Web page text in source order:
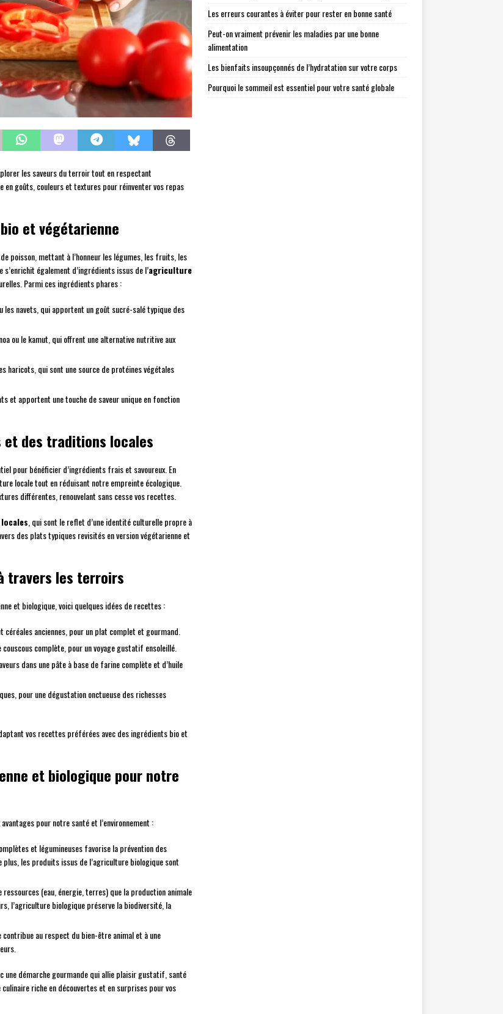
les saveurs du terroir tout en respectant
en goûts, couleurs et textures pour réinventer vos repas
et végétarienne
poisson, mettant à l’honneur les légumes, les fruits, les
également d’ingrédients issus de l’agriculture
Parmi ces ingrédients phares :
les navets, qui apportent un goût sucré-salé typique des
ou le kamut, qui offrent une alternative nutritive aux
haricots, qui sont une source de protéines végétales
et apportent une touche de saveur unique en fonction
et des traditions locales
pour bénéficier d’ingrédients frais et savoureux. En
locale tout en réduisant notre empreinte écologique.
différentes, renouvelant sans cesse vos recettes.
, qui sont le reflet d’une identité culturelle propre à
des plats typiques revisités en version végétarienne et
travers les terroirs
et biologique, voici quelques idées de recettes :
céréales anciennes, pour un plat complet et gourmand.
complète, pour un voyage gustatif ensoleillé.
dans une pâte à base de farine complète et d’huile
pour une dégustation onctueuse des richesses
vos recettes préférées avec des ingrédients bio et
et biologique pour notre
pour notre santé et l’environnement :
et légumineuses favorise la prévention des
les produits issus de l’agriculture biologique sont
(eau, énergie, terres) que la production animale
l’agriculture biologique préserve la biodiversité, la
au respect du bien-être animal et à une
une démarche gourmande qui allie plaisir gustatif, santé
riche en découvertes et en surprises pour vos
Les erreurs courantes à éviter pour rester en bonne santé
Peut-on vraiment prévenir les maladies par une bonne
alimentation
Les bienfaits insoupçonnés de l’hydratation sur votre corps
Pourquoi le sommeil est essentiel pour votre santé globale